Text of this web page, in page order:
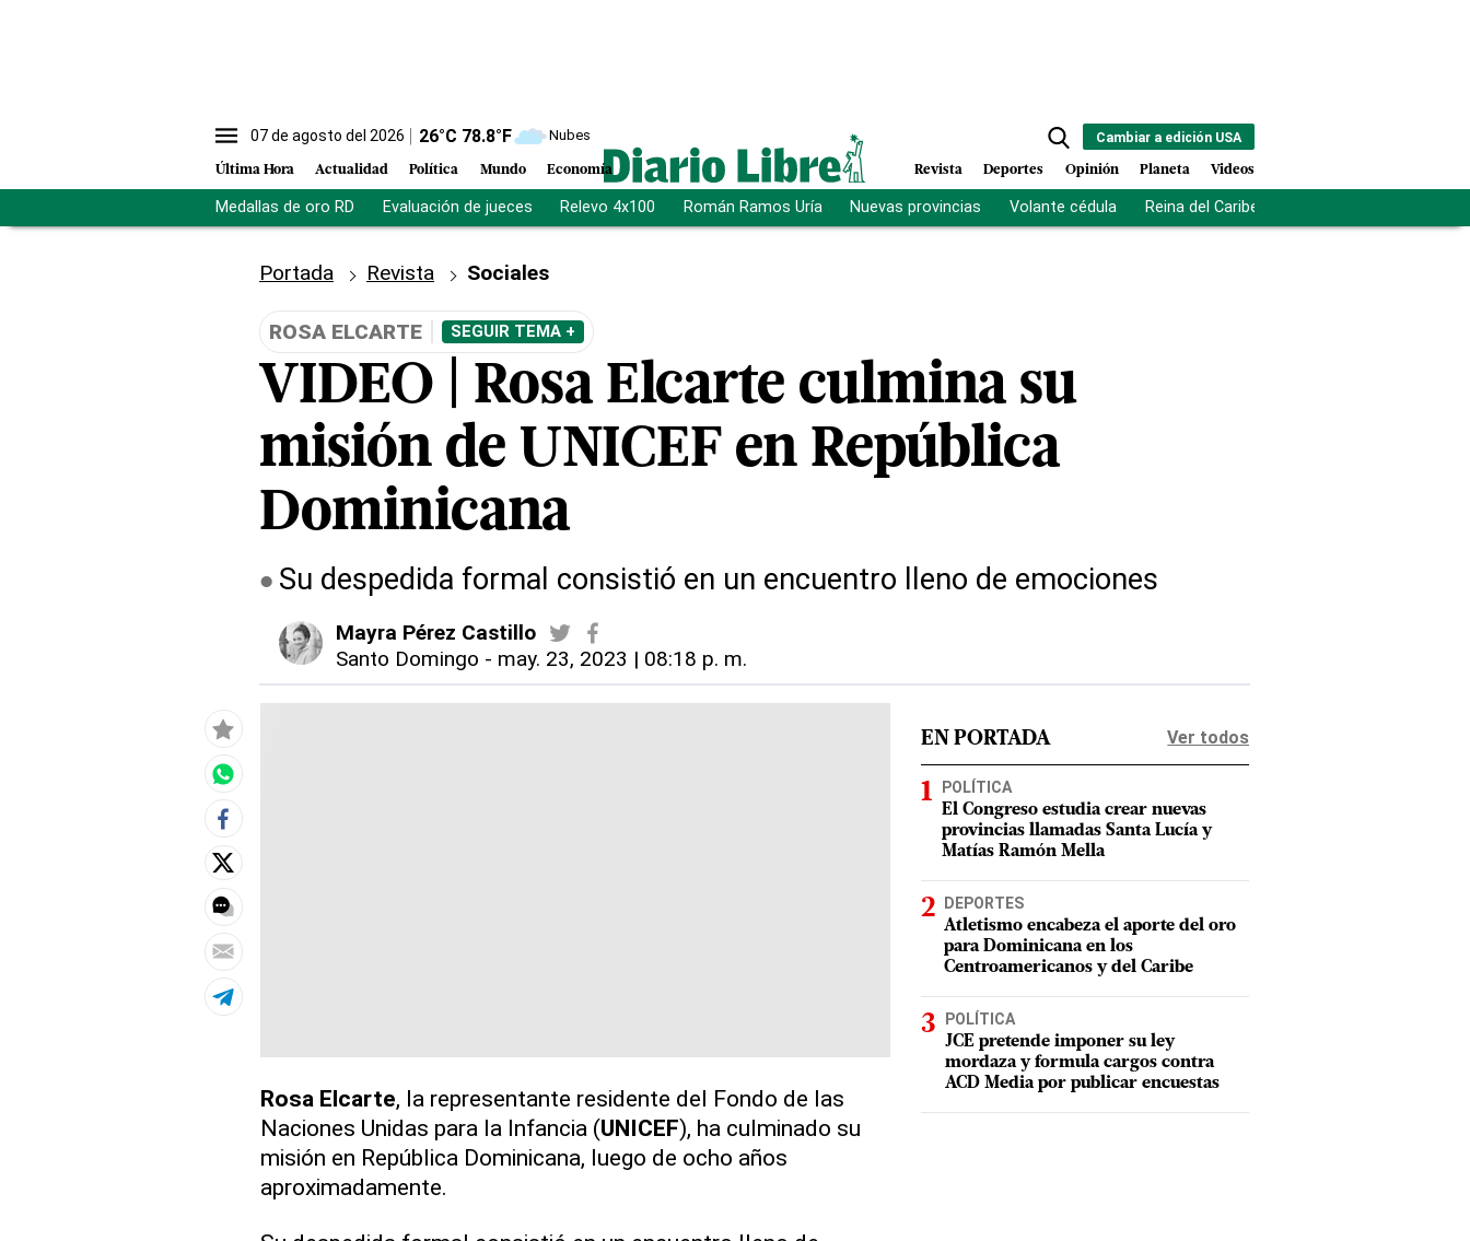
07 de agosto del 2026 26°C 78.8°F Nubes
Última Hora Actualidad Política Mundo Economía
Cambiar a edición USA
Revista Deportes Opinión Planeta Videos
Medallas de oro RD Evaluación de jueces Relevo 4x100 Román Ramos Uría Nuevas provincias Volante cédula Reina del Caribe
Portada Revista Sociales
ROSA ELCARTE SEGUIR TEMA +
VIDEO | Rosa Elcarte culmina su
misión de UNICEF en República
Dominicana
Su despedida formal consistió en un encuentro lleno de emociones
Mayra Pérez Castillo
Santo Domingo - may. 23, 2023 | 08:18 p. m.
Rosa Elcarte, la representante residente del Fondo de las
Naciones Unidas para la Infancia (UNICEF), ha culminado su
misión en República Dominicana, luego de ocho años
aproximadamente.
EN PORTADA Ver todos
POLÍTICA
El Congreso estudia crear nuevas
provincias llamadas Santa Lucía y
Matías Ramón Mella
DEPORTES
Atletismo encabeza el aporte del oro
para Dominicana en los
Centroamericanos y del Caribe
POLÍTICA
JCE pretende imponer su ley
mordaza y formula cargos contra
ACD Media por publicar encuestas